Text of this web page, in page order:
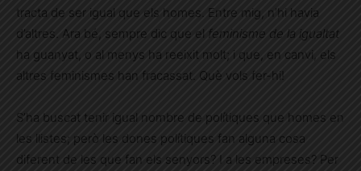
tracta de ser igual que els homes. Entre mig, n’hi havia
d’altres. Ara bé, sempre dic que el feminisme de la igualtat
ha guanyat, o al menys ha reeixit molt; i que, en canvi, els
altres feminismes han fracassat. Què vols fer-hi!
S’ha buscat tenir igual nombre de polítiques que homes en
les llistes; però les dones polítiques fan alguna cosa
diferent de les que fan els senyors? I a les empreses? Per